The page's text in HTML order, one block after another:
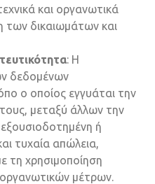
και οργανωτικά
των δικαιωμάτων και
: Η
δεδομένων
ο οποίος εγγυάται την
μεταξύ άλλων την
ή
τυχαία απώλεια,
χρησιμοποίηση
μέτρων.